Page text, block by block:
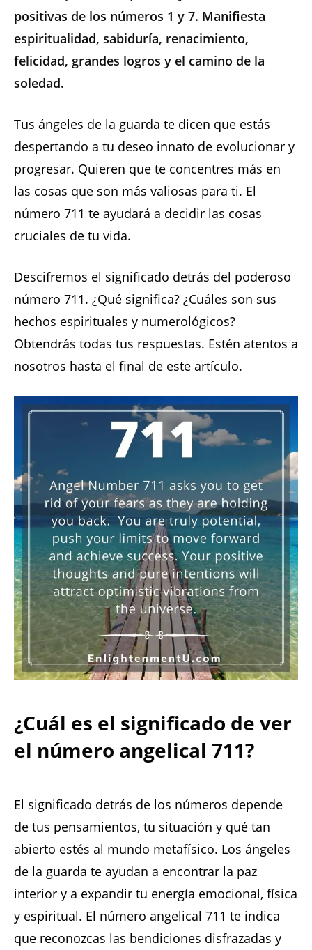
positivas de los números 1 y 7. Manifiesta
espiritualidad, sabiduría, renacimiento,
felicidad, grandes logros y el camino de la
soledad.
Tus ángeles de la guarda te dicen que estás
despertando a tu deseo innato de evolucionar y
progresar. Quieren que te concentres más en
las cosas que son más valiosas para ti. El
número 711 te ayudará a decidir las cosas
cruciales de tu vida.
Descifremos el significado detrás del poderoso
número 711. ¿Qué significa? ¿Cuáles son sus
hechos espirituales y numerológicos?
Obtendrás todas tus respuestas. Estén atentos a
nosotros hasta el final de este artículo.
¿Cuál es el significado de ver
el número angelical 711?
El significado detrás de los números depende
de tus pensamientos, tu situación y qué tan
abierto estés al mundo metafísico. Los ángeles
de la guarda te ayudan a encontrar la paz
interior y a expandir tu energía emocional, física
y espiritual. El número angelical 711 te indica
que reconozcas las bendiciones disfrazadas y